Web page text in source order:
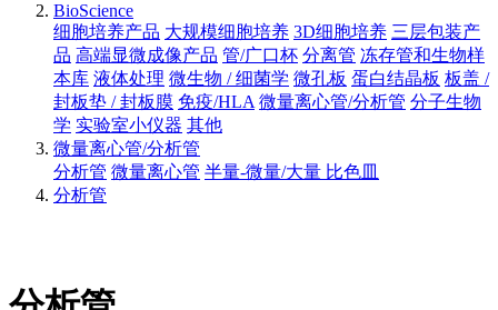
BioScience
细胞培养产品 大规模细胞培养 3D细胞培养 三层包装产
品 高端显微成像产品 管/广口杯 分离管 冻存管和生物样
本库 液体处理 微生物 / 细菌学 微孔板 蛋白结晶板 板盖 /
封板垫 / 封板膜 免疫/HLA 微量离心管/分析管 分子生物
学 实验室小仪器 其他
微量离心管/分析管
分析管 微量离心管 半量-微量/大量 比色皿
分析管